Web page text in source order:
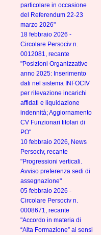
particolare in occasione
del Referendum 22-23
marzo 2026"
18 febbraio 2026 -
Circolare Persociv n.
0012081, recante
"Posizioni Organizzative
anno 2025: Inserimento
dati nel sistema INFOCIV
per rilevazione incarichi
affidati e liquidazione
indennità; Aggiornamento
CV Funzionari titolari di
PO"
10 febbraio 2026, News
Persociv, recante
"Progressioni verticali.
Avviso preferenza sedi di
assegnazione"
05 febbraio 2026 -
Circolare Persociv n.
0008671, recante
"Accordo in materia di
“Alta Formazione” ai sensi